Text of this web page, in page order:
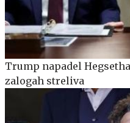
Trump napadel
zalogah streliva